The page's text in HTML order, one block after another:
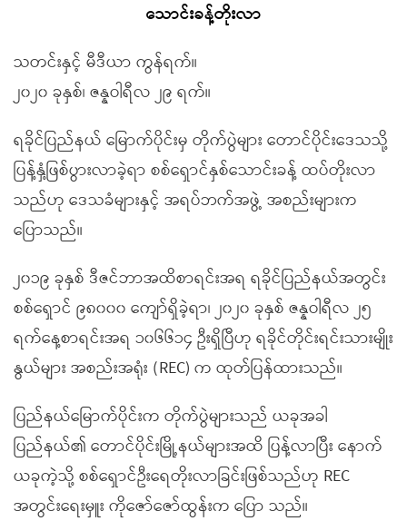
သောင်းခန့်တိုးလာ
သတင်းနှင့် မီဒီယာ ကွန်ရက်။
၂၀၂၀ ခုနှစ်၊ ဇန္နဝါရီလ ၂၉ ရက်။
ရခိုင်ပြည်နယ် မြောက်ပိုင်းမှ တိုက်ပွဲများ တောင်ပိုင်းဒေသသို့
ပြန့်နှံ့ဖြစ်ပွားလာခဲ့ရာ စစ်ရှောင်နှစ်သောင်းခန့် ထပ်တိုးလာ
သည်ဟု ဒေသခံများနှင့် အရပ်ဘက်အဖွဲ့ အစည်းများက
ပြောသည်။
၂၀၁၉ ခုနှစ် ဒီဇင်ဘာအထိစာရင်းအရ ရခိုင်ပြည်နယ်အတွင်း
စစ်ရှောင် ၉၈၀၀၀ ကျော်ရှိခဲ့ရာ၊ ၂၀၂၀ ခုနှစ် ဇန္နဝါရီလ ၂၅
ရက်နေ့စာရင်းအရ ၁၀၆၆၁၄ ဦးရှိပြီဟု ရခိုင်တိုင်းရင်းသားမျိုး
နွယ်များ အစည်းအရုံး (REC) က ထုတ်ပြန်ထားသည်။
ပြည်နယ်မြောက်ပိုင်းက တိုက်ပွဲများသည် ယခုအခါ
ပြည်နယ်၏ တောင်ပိုင်းမြို့နယ်များအထိ ပြန့်လာပြီး နောက်
ယခုကဲ့သို့ စစ်ရှောင်ဦးရေတိုးလာခြင်းဖြစ်သည်ဟု REC
အတွင်းရေးမှူး ကိုဇော်ဇော်ထွန်းက ပြော သည်။